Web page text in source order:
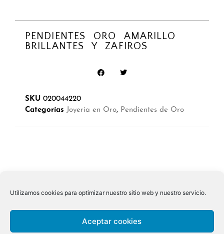
Utilizamos cookies para optimizar nuestro sitio web y nuestro servicio.
Aceptar cookies
PENDIENTES ORO AMARILLO
BRILLANTES Y ZAFIROS
SKU 020044220
Categorías Joyería en Oro, Pendientes de Oro